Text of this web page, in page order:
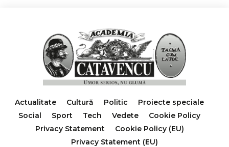
Actualitate Cultură Politic
Proiecte speciale
Social
Sport Tech Vedete
Cookie Policy
Privacy Statement
Cookie Policy (EU)
Privacy Statement (EU)